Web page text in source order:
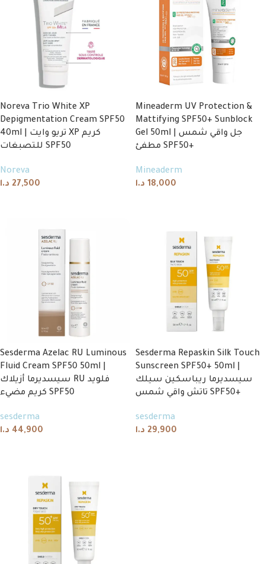
Noreva Trio White XP
Depigmentation Cream SPF50
40ml | تريو وايت XP كريم
للتصبغات SPF50
Noreva
27,500 د.ا
Mineaderm UV Protection &
Mattifying SPF50+ Sunblock
Gel 50ml | جل واقي شمس
مطفئ SPF50+
Mineaderm
18,000 د.ا
Sesderma Azelac RU Luminous
Fluid Cream SPF50 50ml |
سيسديرما أزيلاك RU فلويد
كريم مضيء SPF50
sesderma
44,900 د.ا
Sesderma Repaskin Silk Touch
Sunscreen SPF50+ 50ml |
سيسديرما ريباسكين سيلك
تاتش واقي شمس SPF50+
sesderma
29,900 د.ا